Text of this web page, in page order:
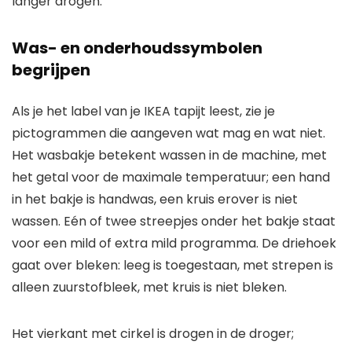
Was- en onderhoudssymbolen
begrijpen
Als je het label van je IKEA tapijt leest, zie je
pictogrammen die aangeven wat mag en wat niet.
Het wasbakje betekent wassen in de machine, met
het getal voor de maximale temperatuur; een hand
in het bakje is handwas, een kruis erover is niet
wassen. Eén of twee streepjes onder het bakje staat
voor een mild of extra mild programma. De driehoek
gaat over bleken: leeg is toegestaan, met strepen is
alleen zuurstofbleek, met kruis is niet bleken.
Het vierkant met cirkel is drogen in de droger;